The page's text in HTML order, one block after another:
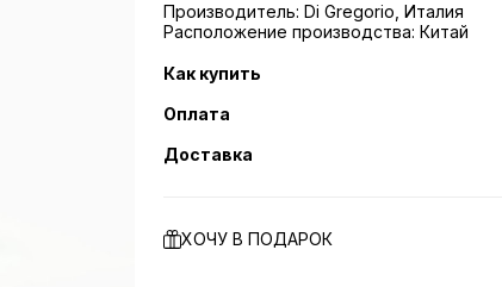
Производитель: Di Gregorio, Италия
Расположение производства: Китай
Как купить
Оплата
Доставка
ХОЧУ В ПОДАРОК